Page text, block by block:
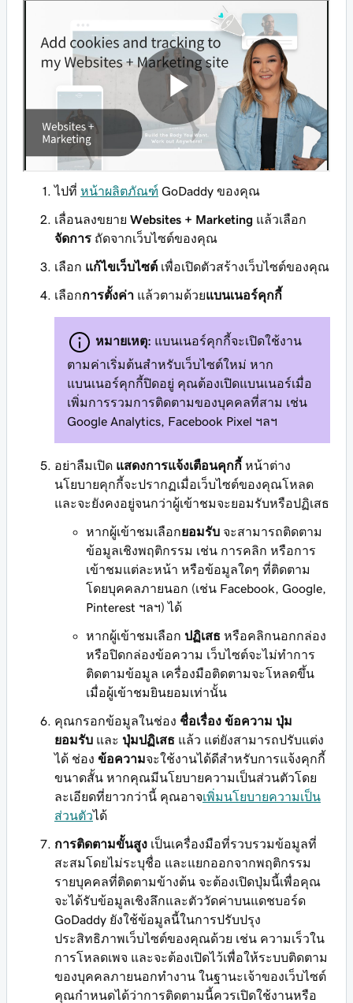
ไปที่ หน้าผลิตภัณฑ์ GoDaddy ของคุณ
เลื่อนลงขยาย Websites + Marketing แล้วเลือก
จัดการ ถัดจากเว็บไซต์ของคุณ
เลือก แก้ไขเว็บไซต์ เพื่อเปิดตัวสร้างเว็บไซต์ของคุณ
เลือกการตั้งค่า แล้วตามด้วยแบนเนอร์คุกกี้
หมายเหตุ: แบนเนอร์คุกกี้จะเปิดใช้งาน
ตามค่าเริ่มต้นสำหรับเว็บไซต์ใหม่ หาก
แบนเนอร์คุกกี้ปิดอยู่ คุณต้องเปิดแบนเนอร์เมื่อ
เพิ่มการรวมการติดตามของบุคคลที่สาม เช่น
Google Analytics, Facebook Pixel ฯลฯ
อย่าลืมเปิด แสดงการแจ้งเตือนคุกกี้ หน้าต่าง
นโยบายคุกกี้จะปรากฏเมื่อเว็บไซต์ของคุณโหลด
และจะยังคงอยู่จนกว่าผู้เข้าชมจะยอมรับหรือปฏิเสธ
หากผู้เข้าชมเลือกยอมรับ จะสามารถติดตาม
ข้อมูลเชิงพฤติกรรม เช่น การคลิก หรือการ
เข้าชมแต่ละหน้า หรือข้อมูลใดๆ ที่ติดตาม
โดยบุคคลภายนอก (เช่น Facebook, Google,
Pinterest ฯลฯ) ได้
หากผู้เข้าชมเลือก ปฏิเสธ หรือคลิกนอกกล่อง
หรือปิดกล่องข้อความ เว็บไซต์จะไม่ทำการ
ติดตามข้อมูล เครื่องมือติดตามจะโหลดขึ้น
เมื่อผู้เข้าชมยินยอมเท่านั้น
คุณกรอกข้อมูลในช่อง ชื่อเรื่อง ข้อความ ปุ่ม
ยอมรับ และ ปุ่มปฏิเสธ แล้ว แต่ยังสามารถปรับแต่ง
ได้ ช่อง ข้อความจะใช้งานได้ดีสำหรับการแจ้งคุกกี้
ขนาดสั้น หากคุณมีนโยบายความเป็นส่วนตัวโดย
ละเอียดที่ยาวกว่านี้ คุณอาจเพิ่มนโยบายความเป็น
ส่วนตัวได้
การติดตามขั้นสูง เป็นเครื่องมือที่รวบรวมข้อมูลที่
สะสมโดยไม่ระบุชื่อ และแยกออกจากพฤติกรรม
รายบุคคลที่ติดตามข้างต้น จะต้องเปิดปุ่มนี้เพื่อคุณ
จะได้รับข้อมูลเชิงลึกและตัววัดค่าบนแดชบอร์ด
GoDaddy ยังใช้ข้อมูลนี้ในการปรับปรุง
ประสิทธิภาพเว็บไซต์ของคุณด้วย เช่น ความเร็วใน
การโหลดเพจ และจะต้องเปิดไว้เพื่อให้ระบบติดตาม
ของบุคคลภายนอกทำงาน ในฐานะเจ้าของเว็บไซต์
คุณกำหนดได้ว่าการติดตามนี้ควรเปิดใช้งานหรือ